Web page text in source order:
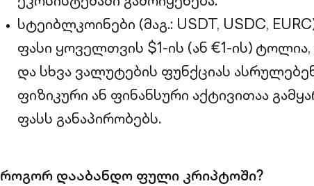
სტეიბლკოინები (მაგ.: USDT, USDC,
ფასი ყოველთვის $1-ის (ან €1-ის)
და სხვა ვალუტების ფუნქციას
ფიზიკური ან ფინანსური აქტივითაა
ფასს განაპირობებს.
როგორ დააბანდო ფული კრიპტოში?